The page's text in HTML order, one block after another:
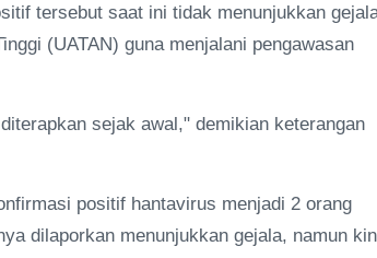
tersebut saat ini tidak menunjukkan
(UATAN) guna menjalani pengawasan
sejak awal," demikian keterangan
positif hantavirus menjadi 2 orang
dilaporkan menunjukkan gejala, namun